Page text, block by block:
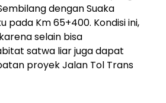
dengan Suaka
pada Km 65+400. Kondisi ini,
selain bisa
satwa liar juga dapat
proyek Jalan Tol Trans